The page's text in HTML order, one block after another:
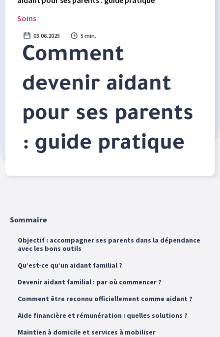
Soins
03.06.2025 5 min.
Comment
devenir aidant
pour ses parents
: guide pratique
Sommaire
Objectif : accompagner ses parents dans la dépendance
avec les bons outils
Qu’est-ce qu’un aidant familial ?
Devenir aidant familial : par où commencer ?
Comment être reconnu officiellement comme aidant ?
Aide financière et rémunération : quelles solutions ?
Maintien à domicile et services à mobiliser